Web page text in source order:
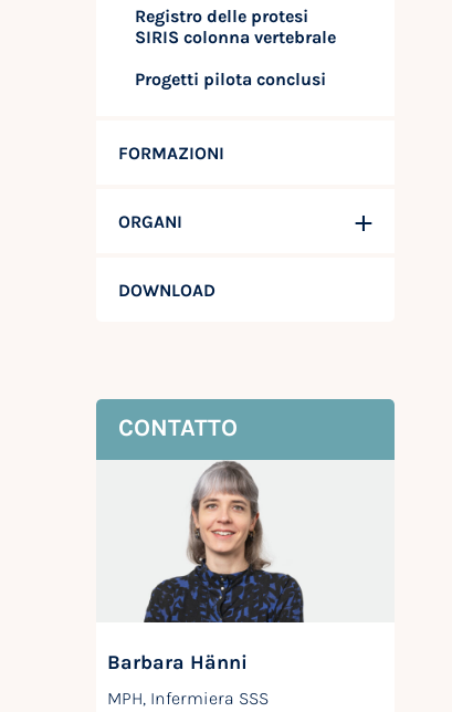
Registro delle protesi
SIRIS colonna vertebrale
Progetti pilota conclusi
FORMAZIONI
ORGANI
DOWNLOAD
CONTATTO
Barbara Hänni
MPH, Infermiera SSS